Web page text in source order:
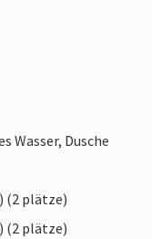
Wasser, Dusche
(2 plätze)
(2 plätze)